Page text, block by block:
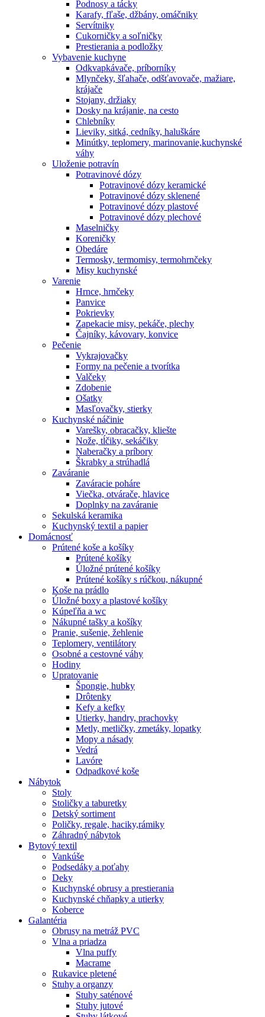
Podnosy a tácky
Karafy, fľaše, džbány, omáčniky
Servítniky
Cukorničky a soľničky
Prestierania a podložky
Vybavenie kuchyne
Odkvapkávače, príborníky
Mlynčeky, šľahače, odšťavovače, mažiare,
krájače
Stojany, držiaky
Dosky na krájanie, na cesto
Chlebníky
Lieviky, sitká, cedníky, haluškáre
Minútky, teplomery, marinovanie,kuchynské
váhy
Uloženie potravín
Potravinové dózy
Potravinové dózy keramické
Potravinové dózy sklenené
Potravinové dózy plastové
Potravinové dózy plechové
Maselničky
Koreničky
Obedáre
Termosky, termomisy, termohrnčeky
Misy kuchynské
Varenie
Hrnce, hrnčeky
Panvice
Pokrievky
Zapekacie misy, pekáče, plechy
Čajníky, kávovary, konvice
Pečenie
Vykrajovačky
Formy na pečenie a tvorítka
Valčeky
Zdobenie
Ošatky
Masľovačky, stierky
Kuchynské náčinie
Varešky, obracačky, kliešte
Nože, tĺčiky, sekáčiky
Naberačky a príbory
Škrabky a strúhadlá
Zaváranie
Zaváracie poháre
Viečka, otvárače, hlavice
Doplnky na zaváranie
Sekulská keramika
Kuchynský textil a papier
Domácnosť
Prútené koše a košíky
Prútené košíky
Úložné prútené košíky
Prútené košíky s rúčkou, nákupné
Koše na prádlo
Úložné boxy a plastové košíky
Kúpeľňa a wc
Nákupné tašky a košíky
Pranie, sušenie, žehlenie
Teplomery, ventilátory
Osobné a cestovné váhy
Hodiny
Upratovanie
Špongie, hubky
Drôtenky
Kefy a kefky
Utierky, handry, prachovky
Metly, metličky, zmetáky, lopatky
Mopy a násady
Vedrá
Lavóre
Odpadkové koše
Nábytok
Stoly
Stoličky a taburetky
Detský sortiment
Poličky, regale, haciky,rámiky
Záhradný nábytok
Bytový textil
Vankúše
Podsedáky a poťahy
Deky
Kuchynské obrusy a prestierania
Kuchynské chňapky a utierky
Koberce
Galantéria
Obrusy na metráž PVC
Vlna a priadza
Vlna puffy
Macrame
Rukavice pletené
Stuhy a organzy
Stuhy saténové
Stuhy jutové